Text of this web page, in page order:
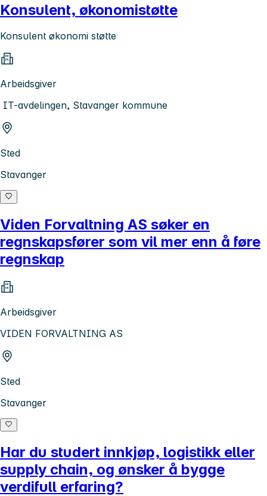
Konsulent, økonomistøtte
Konsulent økonomi støtte
Arbeidsgiver
IT-avdelingen, Stavanger kommune
Sted
Stavanger
Viden Forvaltning AS søker en
regnskapsfører som vil mer enn å føre
regnskap
Arbeidsgiver
VIDEN FORVALTNING AS
Sted
Stavanger
Har du studert innkjøp, logistikk eller
supply chain, og ønsker å bygge
verdifull erfaring?